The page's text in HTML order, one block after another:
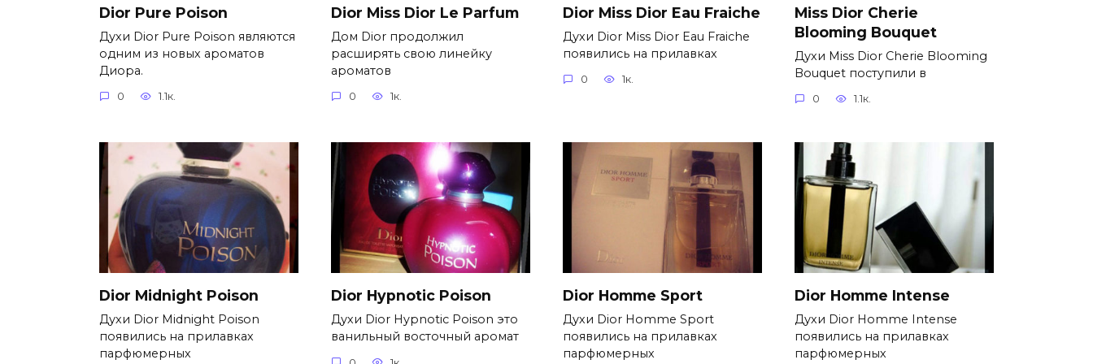
Dior Pure Poison
Духи Dior Pure Poison являются
одним из новых ароматов
Диора.
0 1.1к.
Dior Miss Dior Le Parfum
Дом Dior продолжил
расширять свою линейку
ароматов
0 1к.
Dior Miss Dior Eau Fraiche
Духи Dior Miss Dior Eau Fraiche
появились на прилавках
0 1к.
Miss Dior Cherie
Blooming Bouquet
Духи Miss Dior Cherie Blooming
Bouquet поступили в
0 1.1к.
Dior Midnight Poison
Духи Dior Midnight Poison
появились на прилавках
парфюмерных
Dior Hypnotic Poison
Духи Dior Hypnotic Poison это
ванильный восточный аромат
Dior Homme Sport
Духи Dior Homme Sport
появились на прилавках
парфюмерных
Dior Homme Intense
Духи Dior Homme Intense
появились на прилавках
парфюмерных